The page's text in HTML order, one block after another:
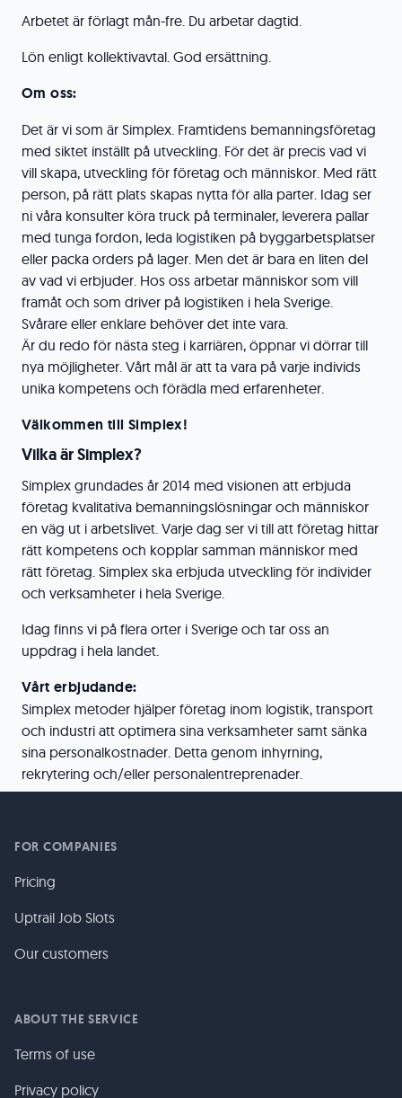
Arbetet är förlagt mån-fre. Du arbetar dagtid.
Lön enligt kollektivavtal. God ersättning.
Om oss:
Det är vi som är Simplex. Framtidens bemanningsföretag
med siktet inställt på utveckling. För det är precis vad vi
vill skapa, utveckling för företag och människor. Med rätt
person, på rätt plats skapas nytta för alla parter. Idag ser
ni våra konsulter köra truck på terminaler, leverera pallar
med tunga fordon, leda logistiken på byggarbetsplatser
eller packa orders på lager. Men det är bara en liten del
av vad vi erbjuder. Hos oss arbetar människor som vill
framåt och som driver på logistiken i hela Sverige.
Svårare eller enklare behöver det inte vara.
Är du redo för nästa steg i karriären, öppnar vi dörrar till
nya möjligheter. Vårt mål är att ta vara på varje individs
unika kompetens och förädla med erfarenheter.
Välkommen till Simplex!
Vilka är Simplex?
Simplex grundades år 2014 med visionen att erbjuda
företag kvalitativa bemanningslösningar och människor
en väg ut i arbetslivet. Varje dag ser vi till att företag hittar
rätt kompetens och kopplar samman människor med
rätt företag. Simplex ska erbjuda utveckling för individer
och verksamheter i hela Sverige.
Idag finns vi på flera orter i Sverige och tar oss an
uppdrag i hela landet.
Vårt erbjudande:
Simplex metoder hjälper företag inom logistik, transport
och industri att optimera sina verksamheter samt sänka
sina personalkostnader. Detta genom inhyrning,
rekrytering och/eller personalentreprenader.
FOR COMPANIES
Pricing
Uptrail Job Slots
Our customers
ABOUT THE SERVICE
Terms of use
Privacy policy